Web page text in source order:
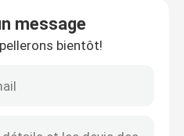
Engine
message
bientôt!